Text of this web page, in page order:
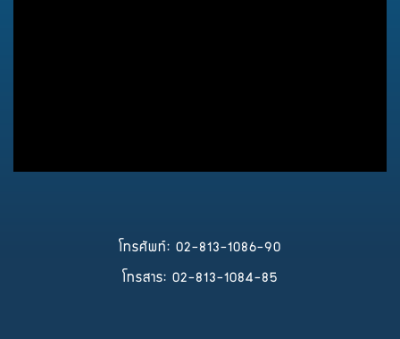
โทรศัพท์: 02-813-1086-90
โทรสาร: 02-813-1084-85